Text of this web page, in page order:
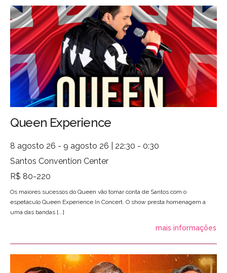
Queen Experience
8 agosto 26 - 9 agosto 26 | 22:30 - 0:30
Santos Convention Center
R$ 80-220
Os maiores sucessos do Queen vão tomar conta de Santos com o
espetáculo Queen Experience In Concert. O show presta homenagem a
uma das bandas [...]
mais informações